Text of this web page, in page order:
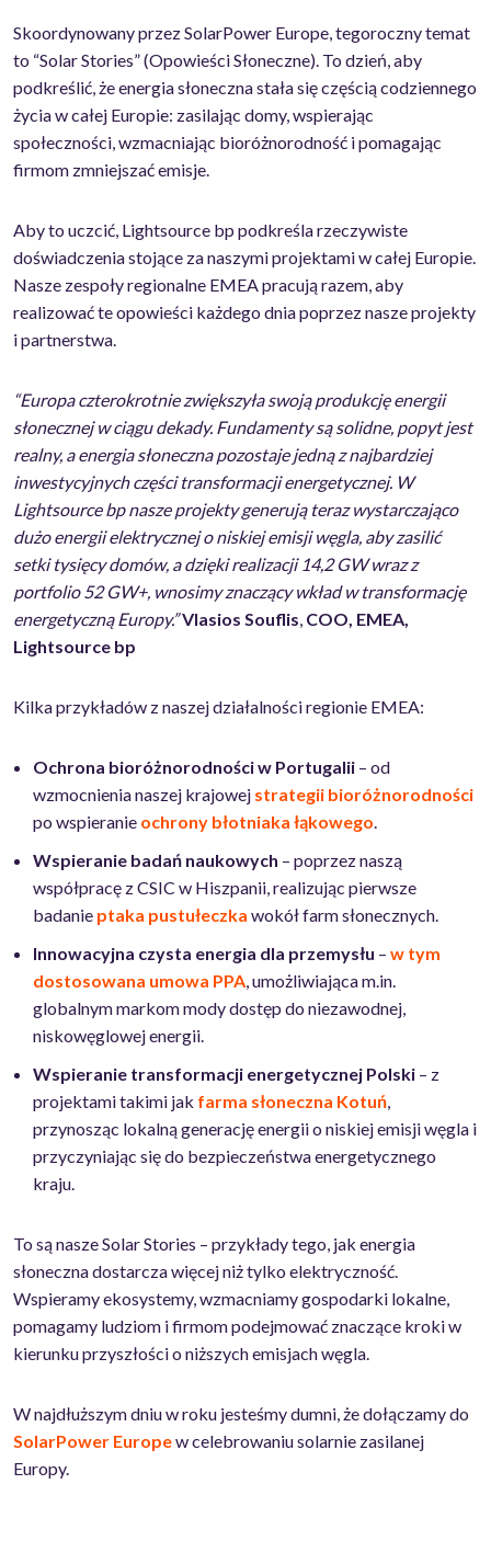
Skoordynowany przez SolarPower Europe, tegoroczny temat
to “Solar Stories” (Opowieści Słoneczne). To dzień, aby
podkreślić, że energia słoneczna stała się częścią codziennego
życia w całej Europie: zasilając domy, wspierając
społeczności, wzmacniając bioróżnorodność i pomagając
firmom zmniejszać emisje.
Aby to uczcić, Lightsource bp podkreśla rzeczywiste
doświadczenia stojące za naszymi projektami w całej Europie.
Nasze zespoły regionalne EMEA pracują razem, aby
realizować te opowieści każdego dnia poprzez nasze projekty
i partnerstwa.
“Europa czterokrotnie zwiększyła swoją produkcję energii
słonecznej w ciągu dekady. Fundamenty są solidne, popyt jest
realny, a energia słoneczna pozostaje jedną z najbardziej
inwestycyjnych części transformacji energetycznej. W
Lightsource bp nasze projekty generują teraz wystarczająco
dużo energii elektrycznej o niskiej emisji węgla, aby zasilić
setki tysięcy domów, a dzięki realizacji 14,2 GW wraz z
portfolio 52 GW+, wnosimy znaczący wkład w transformację
energetyczną Europy.”Vlasios Souflis, COO, EMEA,
Lightsource bp
Kilka przykładów z naszej działalności regionie EMEA:
Ochrona bioróżnorodności w Portugalii – od
wzmocnienia naszej krajowej strategii bioróżnorodności
po wspieranie ochrony błotniaka łąkowego.
Wspieranie badań naukowych – poprzez naszą
współpracę z CSIC w Hiszpanii, realizując pierwsze
badanie ptaka pustułeczka wokół farm słonecznych.
Innowacyjna czysta energia dla przemysłu – w tym
dostosowana umowa PPA, umożliwiająca m.in.
globalnym markom mody dostęp do niezawodnej,
niskowęglowej energii.
Wspieranie transformacji energetycznej Polski – z
projektami takimi jak farma słoneczna Kotuń,
przynosząc lokalną generację energii o niskiej emisji węgla i
przyczyniając się do bezpieczeństwa energetycznego
kraju.
To są nasze Solar Stories – przykłady tego, jak energia
słoneczna dostarcza więcej niż tylko elektryczność.
Wspieramy ekosystemy, wzmacniamy gospodarki lokalne,
pomagamy ludziom i firmom podejmować znaczące kroki w
kierunku przyszłości o niższych emisjach węgla.
W najdłuższym dniu w roku jesteśmy dumni, że dołączamy do
SolarPower Europew celebrowaniu solarnie zasilanej
Europy.